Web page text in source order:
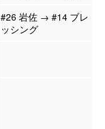
#26 岩佐 → #14 ブレ
ッシング